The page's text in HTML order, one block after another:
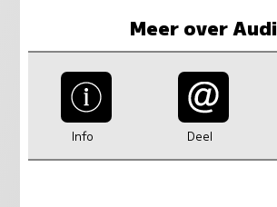
Meer over Audi
Info Deel